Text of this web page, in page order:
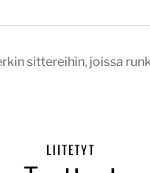
sittereihin, joissa
LIITETYT